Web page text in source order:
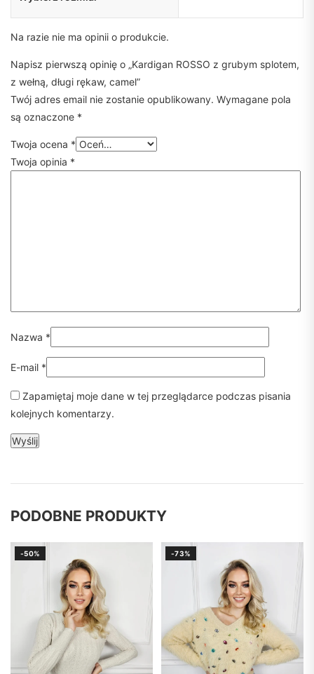
Na razie nie ma opinii o produkcie.
Napisz pierwszą opinię o „Kardigan ROSSO z grubym splotem,
z wełną, długi rękaw, camel”
Twój adres email nie zostanie opublikowany. Wymagane pola
są oznaczone *
Twoja ocena *
Twoja opinia *
Nazwa *
E-mail *
Zapamiętaj moje dane w tej przeglądarce podczas pisania
kolejnych komentarzy.
PODOBNE PRODUKTY
-50% -73%